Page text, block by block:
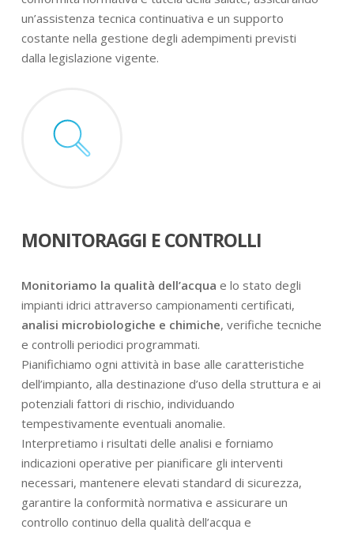
un’assistenza tecnica continuativa e un supporto
costante nella gestione degli adempimenti previsti
dalla legislazione vigente.
MONITORAGGI E CONTROLLI
Monitoriamo la qualità dell’acqua e lo stato degli
impianti idrici attraverso campionamenti certificati,
analisi microbiologiche e chimiche, verifiche tecniche
e controlli periodici programmati.
Pianifichiamo ogni attività in base alle caratteristiche
dell’impianto, alla destinazione d’uso della struttura e ai
potenziali fattori di rischio, individuando
tempestivamente eventuali anomalie.
Interpretiamo i risultati delle analisi e forniamo
indicazioni operative per pianificare gli interventi
necessari, mantenere elevati standard di sicurezza,
garantire la conformità normativa e assicurare un
controllo continuo della qualità dell’acqua e